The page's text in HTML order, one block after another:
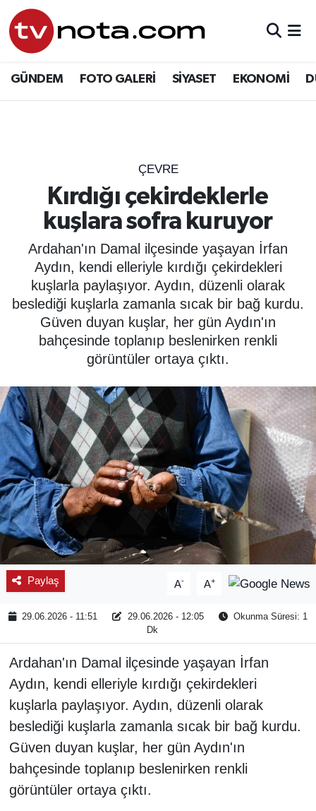
GÜNDEM FOTO GALERİ SİYASET EKONOMİ
ÇEVRE
Kırdığı çekirdeklerle
kuşlara sofra kuruyor
Ardahan'ın Damal ilçesinde yaşayan İrfan
Aydın, kendi elleriyle kırdığı çekirdekleri
kuşlarla paylaşıyor. Aydın, düzenli olarak
beslediği kuşlarla zamanla sıcak bir bağ kurdu.
Güven duyan kuşlar, her gün Aydın'ın
bahçesinde toplanıp beslenirken renkli
görüntüler ortaya çıktı.
Paylaş A- A+
29.06.2026 - 11:51 29.06.2026 - 12:05
Okunma Süresi: 1
Dk
Ardahan'ın Damal ilçesinde yaşayan İrfan
Aydın, kendi elleriyle kırdığı çekirdekleri
kuşlarla paylaşıyor. Aydın, düzenli olarak
beslediği kuşlarla zamanla sıcak bir bağ kurdu.
Güven duyan kuşlar, her gün Aydın'ın
bahçesinde toplanıp beslenirken renkli
görüntüler ortaya çıktı.
GÜNDEM
YURT
EĞİTİM
ÖZEL HABER
SAĞLIK
SPOR
YAŞAM
BİLİM - TEKNOLOJİ
KADIN
KÜLTÜR SANAT
MAGAZİN
Hava Durumu
Son Dakika Haberleri
Haber Arşivi